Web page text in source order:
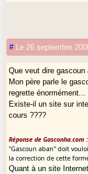
# Le 26 septembre
Que veut dire gascoun
Mon père parle le
regrette énormément...
Existe-il un site sur
cours ????
Réponse de Gasconha.com :
"Gascoun aban" doit
la correction de cette
Quant à un site